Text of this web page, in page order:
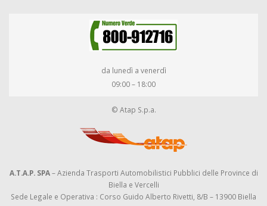
da lunedì a venerdì
09:00 – 18:00
© Atap S.p.a.
A.T.A.P. SPA– Azienda Trasporti Automobilistici Pubblici delle Province di
Biella e Vercelli
Sede Legale e Operativa : Corso Guido Alberto Rivetti, 8/B – 13900 Biella